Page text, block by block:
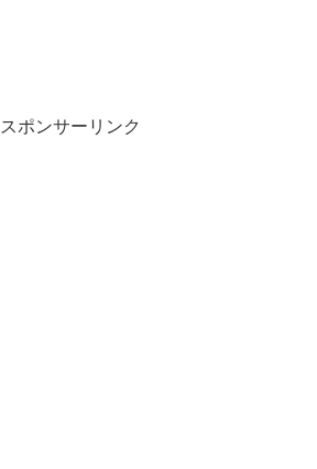
スポンサーリンク